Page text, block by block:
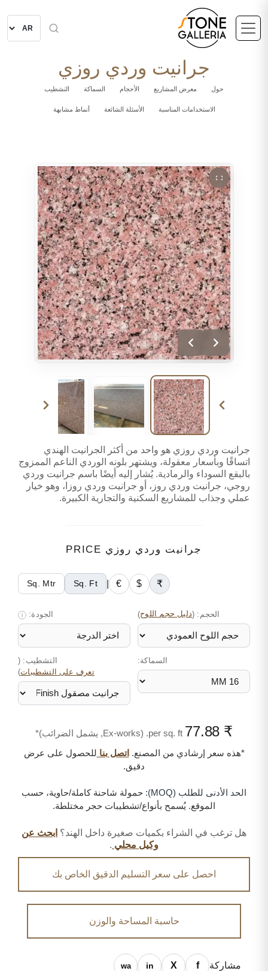
جرانيت وردي روزي
حول معرض المشاريع الأحجام السماكة التشطيب
الاستخدامات المناسبة الأسئلة الشائعة أنماط مشابهة
جرانيت وردي روزي هو واحد من أكثر الجرانيت الهندي
اتساقًا وبأسعار معقولة، ويشتهر بلونه الوردي الناعم الممزوج
بالبقع السوداء والرمادية. يُشار إليه أيضًا باسم جرانيت وردي
روجي، جرانيت وردي روز، أو جرانيت وردي روزا، وهو خيار
عملي وجذاب للمشاريع السكنية والتجارية الكبيرة.
جرانيت وردي روزي PRICE
₹
$
€
Sq. Ft
Sq. Mtr
الحجم: (دليل حجم اللوح) الجودة: i
السماكة: التشطيب: (
تعرف على التشطيبات)
₹ 77.88
per sq. ft. (Ex-works, يشمل الضرائب)*
*هذه سعر إرشادي من المصنع. اتصل بنا للحصول على عرض
دقيق.
الحد الأدنى للطلب (MOQ):
حمولة شاحنة كاملة/حاوية، حسب
الموقع. يُسمح بأنواع/تشطيبات حجر مختلطة.
هل ترغب في الشراء بكميات صغيرة داخل الهند؟ ابحث عن
وكيل محلي .
احصل على سعر التسليم الدقيق الخاص بك
حاسبة المساحة والوزن
مشاركة